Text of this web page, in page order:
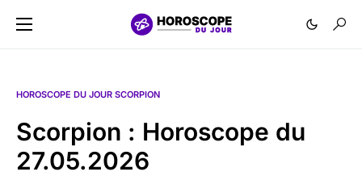
HOROSCOPE DU JOUR SCORPION
Scorpion : Horoscope du
27.05.2026